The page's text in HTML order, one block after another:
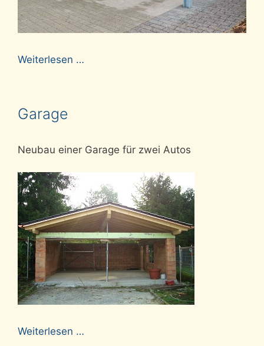
Weiterlesen …
Garage
Neubau einer Garage für zwei Autos
Weiterlesen …